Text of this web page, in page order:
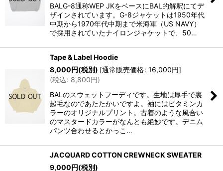
BALG-8通称WEP JKをベースにBAL的解釈にてデ
ザインされています。G-8ジャケットは1950年代
中期から1970年代中期まで米海軍（US NAVY）
で採用されていたナイロンジャケットで、50…
Tape & Label Hoodie
8,000円(税別) [通常販売価格: 16,000円]
(税込: 8,800円)
BALのスウェットフーディです。生地は厚手で裏
起毛なのであたたかいですよ。袖にはビタミンカ
ラーのオリジナルプリント。古着のような風合い
のマスタードカラーがなんとも絶妙です。デニム
パンツ合わせるとかっこ…
JACQUARD COTTON CREWNECK SWEATER
9,000円(税別)